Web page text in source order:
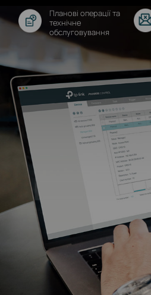
Планові операції та
технічне
обслуговування